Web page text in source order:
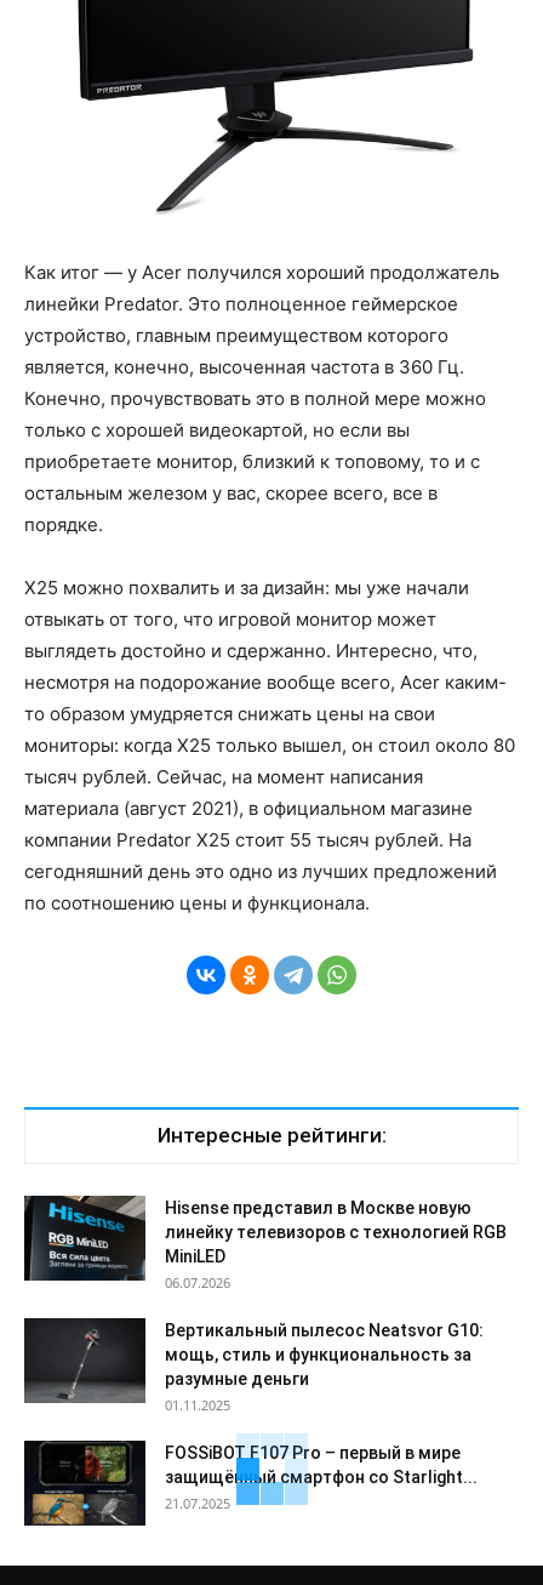
Как итог — у Acer получился хороший продолжатель
линейки Predator. Это полноценное геймерское
устройство, главным преимуществом которого
является, конечно, высоченная частота в 360 Гц.
Конечно, прочувствовать это в полной мере можно
только с хорошей видеокартой, но если вы
приобретаете монитор, близкий к топовому, то и с
остальным железом у вас, скорее всего, все в
порядке.
X25 можно похвалить и за дизайн: мы уже начали
отвыкать от того, что игровой монитор может
выглядеть достойно и сдержанно. Интересно, что,
несмотря на подорожание вообще всего, Acer каким-
то образом умудряется снижать цены на свои
мониторы: когда X25 только вышел, он стоил около 80
тысяч рублей. Сейчас, на момент написания
материала (август 2021), в официальном магазине
компании Predator X25 стоит 55 тысяч рублей. На
сегодняшний день это одно из лучших предложений
по соотношению цены и функционала.
Интересные рейтинги:
Hisense представил в Москве новую
линейку телевизоров с технологией RGB
MiniLED
06.07.2026
Вертикальный пылесос Neatsvor G10:
мощь, стиль и функциональность за
разумные деньги
01.11.2025
FOSSiBOT F107 Pro – первый в мире
защищённый смартфон со Starlight...
21.07.2025